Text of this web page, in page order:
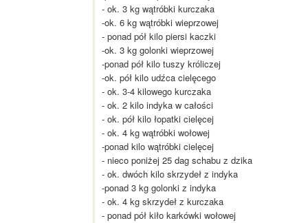
- ok. 3 kg wątróbki kurczaka
-ok. 6 kg wątróbki wieprzowej
- ponad pół kilo piersi kaczki
-ok. 3 kg golonki wieprzowej
-ponad pół kilo tuszy króliczej
-ok. pół kilo udźca cielęcego
- ok. 3-4 kilowego kurczaka
- ok. 2 kilo indyka w całości
- ok. pół kilo łopatki cielęcej
- ok. 4 kg wątróbki wołowej
-ponad kilo wątróbki cielęcej
- nieco poniżej 25 dag schabu z dzika
- ok. dwóch kilo skrzydeł z indyka
-ponad 3 kg golonki z indyka
- ok. 4 kg skrzydeł z kurczaka
- ponad pół kiło karkówki wołowej